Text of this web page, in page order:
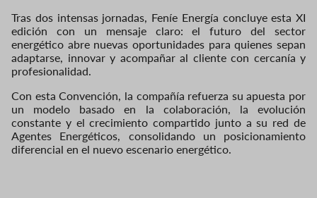
Tras dos intensas jornadas, Feníe Energía concluye esta XI
edición con un mensaje claro: el futuro del sector
energético abre nuevas oportunidades para quienes sepan
adaptarse, innovar y acompañar al cliente con cercanía y
profesionalidad.
Con esta Convención, la compañía refuerza su apuesta por
un modelo basado en la colaboración, la evolución
constante y el crecimiento compartido junto a su red de
Agentes Energéticos, consolidando un posicionamiento
diferencial en el nuevo escenario energético.